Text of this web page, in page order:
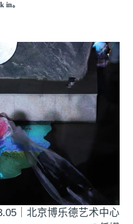
in。
｜北京博乐德艺术中心